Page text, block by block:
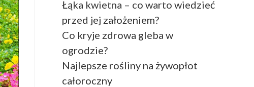
Łąka kwietna – co warto wiedzieć
przed jej założeniem?
Co kryje zdrowa gleba w
ogrodzie?
Najlepsze rośliny na żywopłot
całoroczny